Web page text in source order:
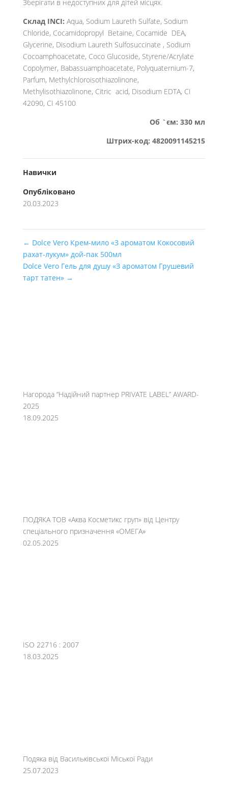
Зберігати в недоступних для дітей місцях.
Склад INCI: Aqua, Sodium Laureth Sulfate, Sodium
Chloride, Cocamidopropyl Betaine, Cocamide DEA,
Glycerine, Disodium Laureth Sulfosuccinate , Sodium
Cocoamphoacetate, Coco Glucoside, Styrene/Acrylate
Copolymer, Babassuamphoacetate, Polyquaternium-7,
Parfum, Methylchloroisothiazolinone,
Methylisothiazolinone, Citric acid, Disodium EDTA, CI
42090, CI 45100
Об `єм: 330 мл
Штрих-код: 4820091145215
Навички
Опубліковано
20.03.2023
← Dolce Vero Крем-мило «З ароматом Кокосовий
рахат-лукум» дой-пак 500мл
Dolce Vero Гель для душу «З ароматом Грушевий
тарт татен» →
Нагорода “Надійний партнер PRIVATE LABEL” AWARD-
2025
18.09.2025
ПОДЯКА ТОВ «Аква Косметикс груп» від Центру
спеціального призначення «ОМЕГА»
02.05.2025
ISO 22716 : 2007
18.03.2025
Подяка від Васильківської Міської Ради
25.07.2023